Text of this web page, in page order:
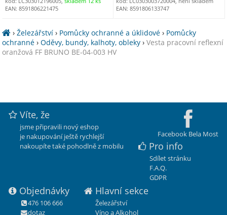
EAN: 8591806221475
EAN: 8591806133747
›Železářství › Pomůcky ochranné a úklidové › Pomůcky
ochranné ›Oděvy, bundy, kalhoty, obleky ›Vesta pracovní reflexní
oranžová FF BRUNO BE-04-003 HV
Facebook Bela Most
Víte, že
jsme připravili nový eshop
je nakupování ještě rychlejší
nakoupíte také pohodlně z mobilu
Pro info
Sdílet stránku
F.A.Q.
GDPR
Objednávky
476 106 666
dotaz
Hlavní sekce
Železářství
Víno a Alkohol